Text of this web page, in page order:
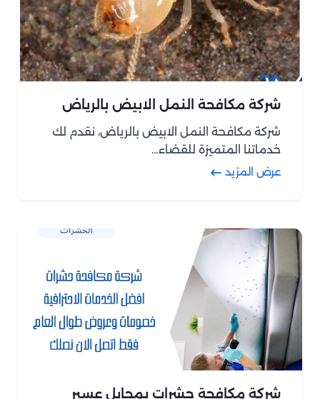
شركة مكافحة النمل الابيض بالرياض
شركة مكافحة النمل الابيض بالرياض، نقدم لك
خدماتنا المتميزة للقضاء…
عرض المزيد
شركة مكافحة حشرات بمحايل عسير